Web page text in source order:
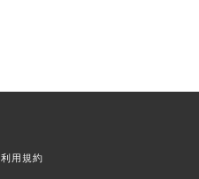
利用規約